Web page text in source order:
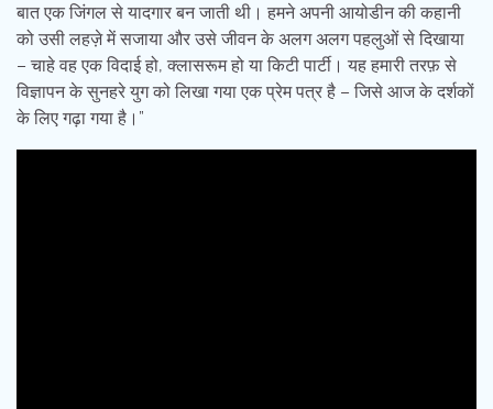
बात एक जिंगल से यादगार बन जाती थी। हमने अपनी आयोडीन की कहानी
को उसी लहज़े में सजाया और उसे जीवन के अलग अलग पहलुओं से दिखाया
– चाहे वह एक विदाई हो, क्लासरूम हो या किटी पार्टी। यह हमारी तरफ़ से
विज्ञापन के सुनहरे युग को लिखा गया एक प्रेम पत्र है – जिसे आज के दर्शकों
के लिए गढ़ा गया है।”